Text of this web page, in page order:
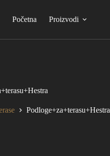
Početna Proizvodi
Podloge+za+terasu+Hestra